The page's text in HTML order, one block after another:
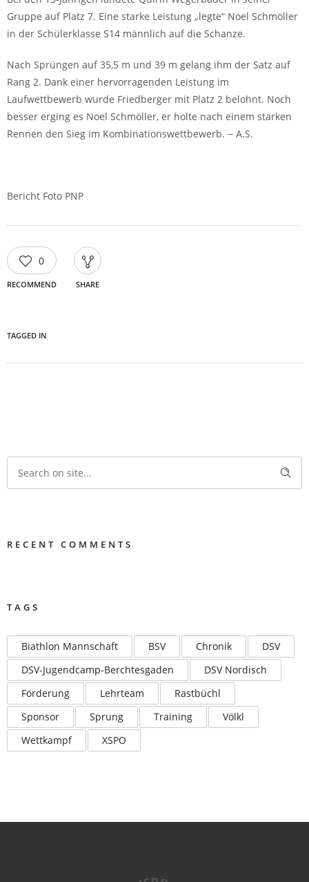
Gruppe auf Platz 7. Eine starke Leistung „legte“ Noel Schmöller
in der Schülerklasse S14 männlich auf die Schanze.
Nach Sprüngen auf 35,5 m und 39 m gelang ihm der Satz auf
Rang 2. Dank einer hervorragenden Leistung im
Laufwettbewerb wurde Friedberger mit Platz 2 belohnt. Noch
besser erging es Noel Schmöller, er holte nach einem starken
Rennen den Sieg im Kombinationswettbewerb. − A.S.
Bericht Foto PNP
0
RECOMMEND SHARE
TAGGED IN
RECENT COMMENTS
TAGS
Biathlon Mannschaft BSV Chronik
DSV
DSV-Jugendcamp-Berchtesgaden
DSV Nordisch
Förderung
Lehrteam
Rastbüchl
Sponsor
Sprung Training
Völkl
Wettkampf
XSPO